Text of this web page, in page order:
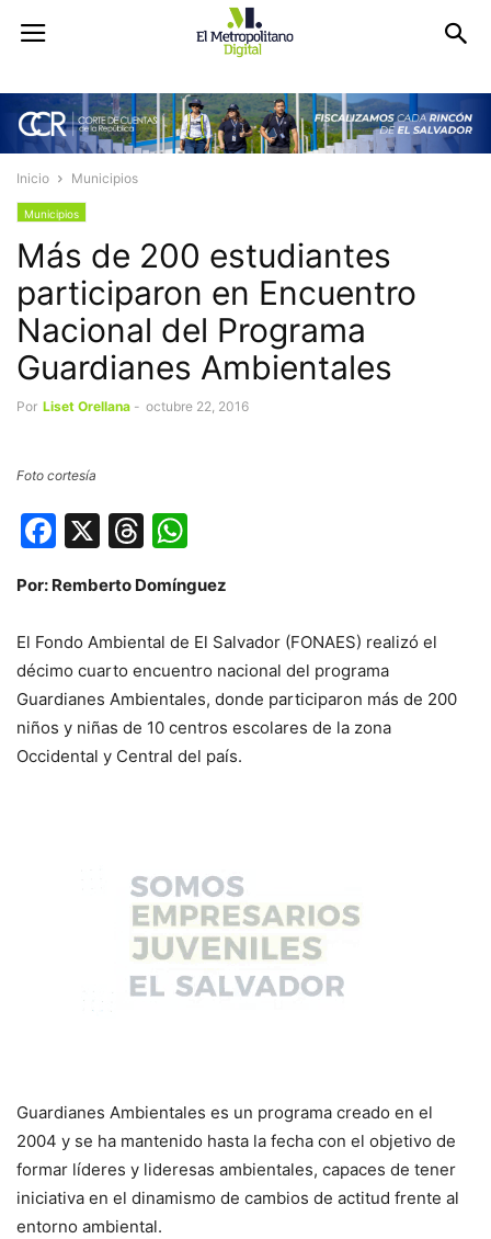
Inicio Municipios
Municipios
Más de 200 estudiantes
participaron en Encuentro
Nacional del Programa
Guardianes Ambientales
Por Liset Orellana - octubre 22, 2016
Foto cortesía
Facebook
X Threads
Por: Remberto Domínguez
El Fondo Ambiental de El Salvador (FONAES) realizó el
décimo cuarto encuentro nacional del programa
Guardianes Ambientales, donde participaron más de 200
niños y niñas de 10 centros escolares de la zona
Occidental y Central del país.
Guardianes Ambientales es un programa creado en el
2004 y se ha mantenido hasta la fecha con el objetivo de
formar líderes y lideresas ambientales, capaces de tener
iniciativa en el dinamismo de cambios de actitud frente al
entorno ambiental.